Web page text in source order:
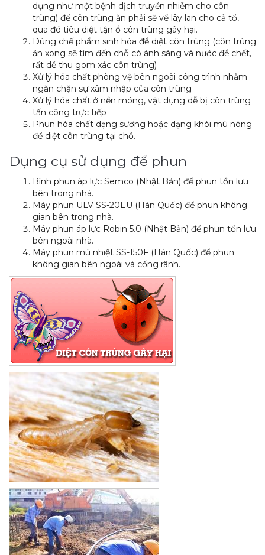
dụng như một bệnh dịch truyền nhiễm cho côn
trùng) để côn trùng ăn phải sẽ về lây lan cho cả tổ,
qua đó tiêu diệt tận ổ côn trùng gây hại.
Dùng chế phẩm sinh hóa để diệt côn trùng (côn trùng
ăn xong sẽ tìm đến chỗ có ánh sáng và nước để chết,
rất dễ thu gom xác côn trùng)
Xử lý hóa chất phòng vệ bên ngoài công trình nhằm
ngăn chặn sự xâm nhập của côn trùng
Xử lý hóa chất ở nền móng, vật dụng dễ bị côn trùng
tấn công trực tiếp
Phun hóa chất dạng sương hoặc dạng khói mù nóng
để diệt côn trùng tại chỗ.
Dụng cụ sử dụng để phun
Bình phun áp lực Semco (Nhật Bản) để phun tồn lưu
bên trong nhà.
Máy phun ULV SS-20EU (Hàn Quốc) để phun không
gian bên trong nhà.
Máy phun áp lực Robin 5.0 (Nhật Bản) để phun tồn lưu
bên ngoài nhà.
Máy phun mù nhiệt SS-150F (Hàn Quốc) để phun
không gian bên ngoài và cống rãnh.